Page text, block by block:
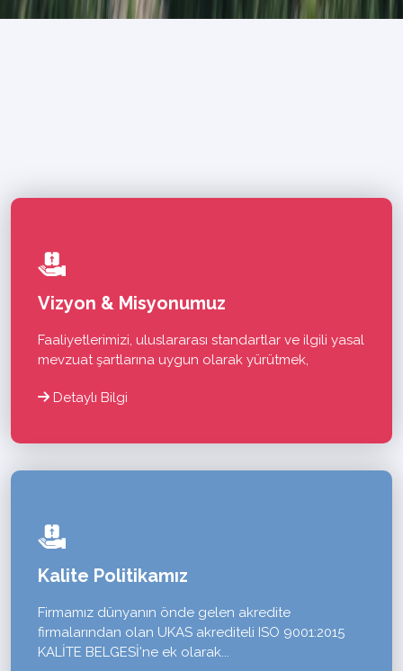
Vizyon & Misyonumuz
Faaliyetlerimizi, uluslararası standartlar ve ilgili yasal
mevzuat şartlarına uygun olarak yürütmek,
Detaylı Bilgi
Kalite Politikamız
Firmamız dünyanın önde gelen akredite
firmalarından olan UKAS akrediteli ISO 9001:2015
KALİTE BELGESİ'ne ek olarak...